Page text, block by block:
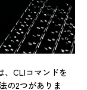
、CLIコマンドを
の2つがありま